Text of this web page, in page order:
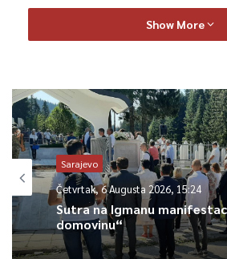
Mioković.
Article Rating
Show More
Sarajevo
Četvrtak, 6 Augusta 2026, 15:24
Sutra na Igmanu
domovinu“